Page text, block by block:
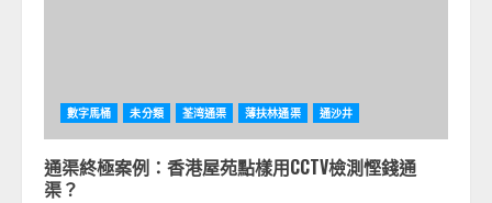
數字馬桶 未分類 荃湾通渠 薄扶林通渠 通沙井
通渠終極案例：香港屋苑點樣用CCTV檢測慳錢通
渠？